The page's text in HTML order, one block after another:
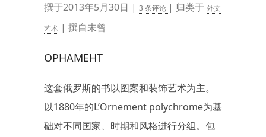
撰于2013年5月30日 | 3 条评论 | 归类于 外文
艺术 | 撰自未曾
OPHAMEHT
这套俄罗斯的书以图案和装饰艺术为主。
以1880年的L’Ornement polychrome为基
础对不同国家、时期和风格进行分组。包